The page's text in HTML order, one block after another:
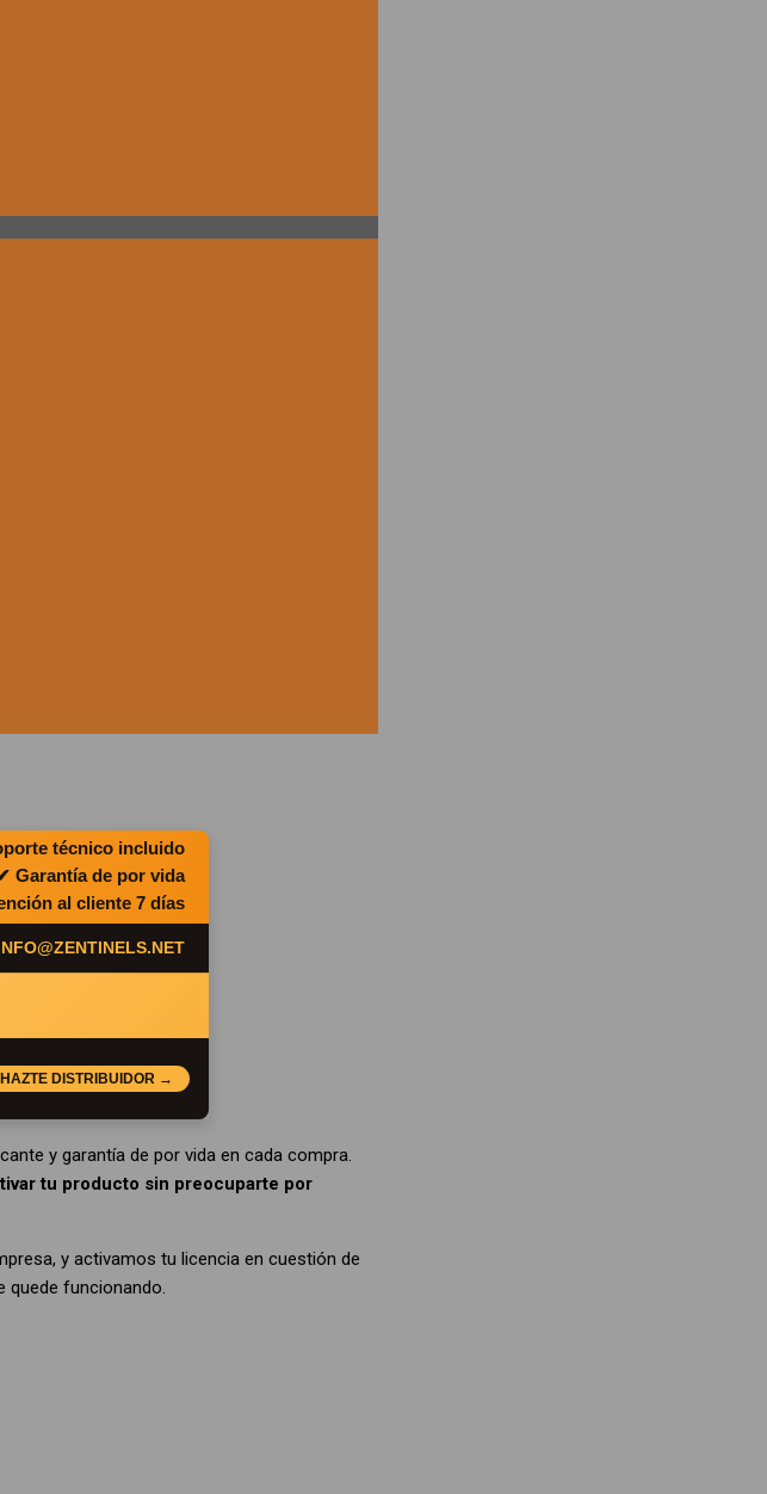
técnico incluido
Garantía de por vida
al cliente 7 días
HAZTE DISTRIBUIDOR →
y garantía de por vida en cada compra.
tu producto sin preocuparte por
y activamos tu licencia en cuestión de
quede funcionando.